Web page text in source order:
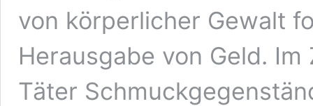
von körperlicher Gewalt
Herausgabe von Geld.
Täter